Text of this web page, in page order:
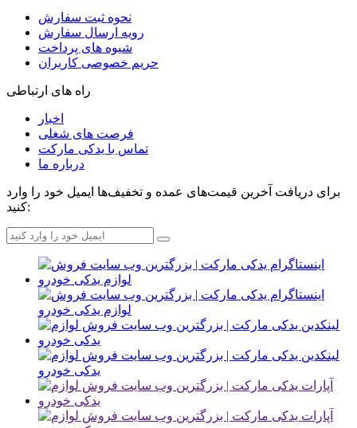
نحوه ثبت سفارش
رویه ارسال سفارش
شیوه های پرداخت
حریم خصوصی کاربران
راه های ارتباطی
اخبار
فرصت های شغلی
تماس با یدکی مارکت
درباره ما
برای دریافت آخرین قیمت‌های عمده و تخفیف‌ها ایمیل خود را وارد
کنید: